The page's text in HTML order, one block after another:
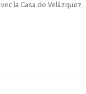
la Casa de Velázquez.